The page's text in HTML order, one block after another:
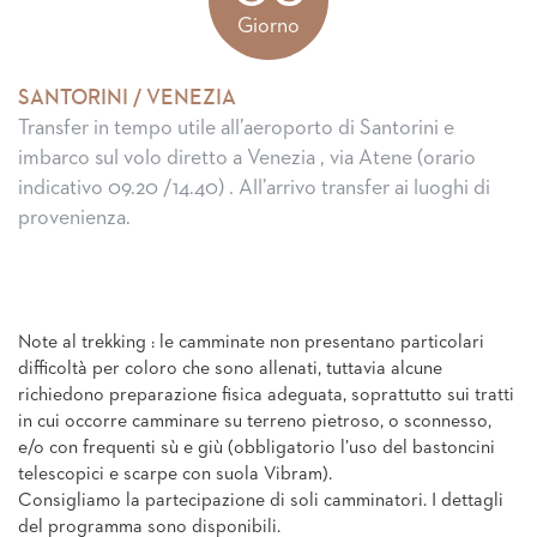
Giorno
SANTORINI / VENEZIA
Transfer in tempo utile all’aeroporto di Santorini e
imbarco sul volo diretto a Venezia , via Atene (orario
indicativo 09.20 /14.40) . All’arrivo transfer ai luoghi di
provenienza.
Note al trekking : le camminate non presentano particolari
difficoltà per coloro che sono allenati, tuttavia alcune
richiedono preparazione fisica adeguata, soprattutto sui tratti
in cui occorre camminare su terreno pietroso, o sconnesso,
e/o con frequenti sù e giù (obbligatorio l’uso del bastoncini
telescopici e scarpe con suola Vibram).
Consigliamo la partecipazione di soli camminatori. I dettagli
del programma sono disponibili.